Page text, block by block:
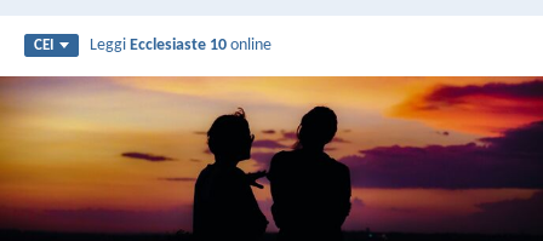
CEI LeggiEcclesiaste 10 online